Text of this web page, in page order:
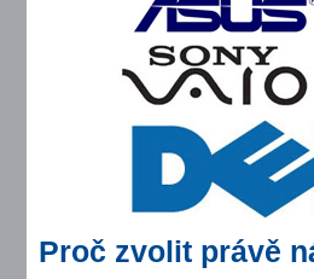
Proč zvolit právě